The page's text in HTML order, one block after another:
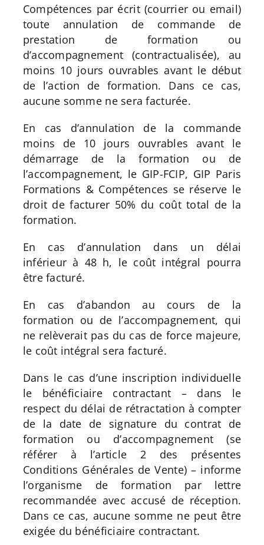
Compétences par écrit (courrier ou email)
toute annulation de commande de
prestation de formation ou
d’accompagnement (contractualisée), au
moins 10 jours ouvrables avant le début
de l’action de formation. Dans ce cas,
aucune somme ne sera facturée.
En cas d’annulation de la commande
moins de 10 jours ouvrables avant le
démarrage de la formation ou de
l’accompagnement, le GIP-FCIP, GIP Paris
Formations & Compétences se réserve le
droit de facturer 50% du coût total de la
formation.
En cas d’annulation dans un délai
inférieur à 48 h, le coût intégral pourra
être facturé.
En cas d’abandon au cours de la
formation ou de l’accompagnement, qui
ne relèverait pas du cas de force majeure,
le coût intégral sera facturé.
Dans le cas d’une inscription individuelle
le bénéficiaire contractant – dans le
respect du délai de rétractation à compter
de la date de signature du contrat de
formation ou d’accompagnement (se
référer à l’article 2 des présentes
Conditions Générales de Vente) – informe
l’organisme de formation par lettre
recommandée avec accusé de réception.
Dans ce cas, aucune somme ne peut être
exigée du bénéficiaire contractant.